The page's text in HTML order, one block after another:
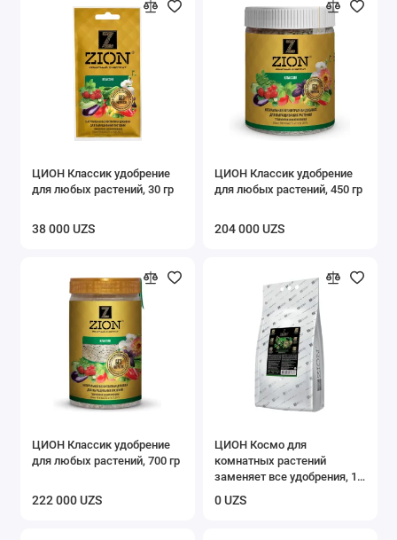
ЦИОН Классик удобрение
для любых растений, 30 гр
38 000 UZS
ЦИОН Классик удобрение
для любых растений, 450 гр
204 000 UZS
ЦИОН Классик удобрение
для любых растений, 700 гр
222 000 UZS
ЦИОН Космо для
комнатных растений
заменяет все удобрения, 10
0 UZS